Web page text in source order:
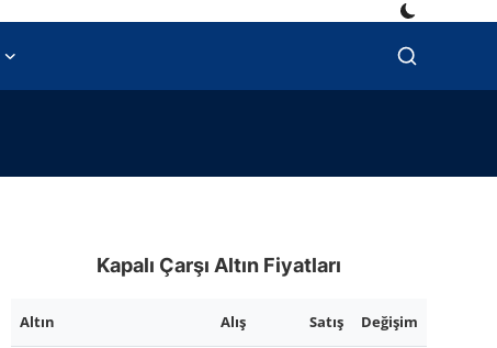
Kapalı Çarşı Altın Fiyatları
Altın Alış Satış Değişim